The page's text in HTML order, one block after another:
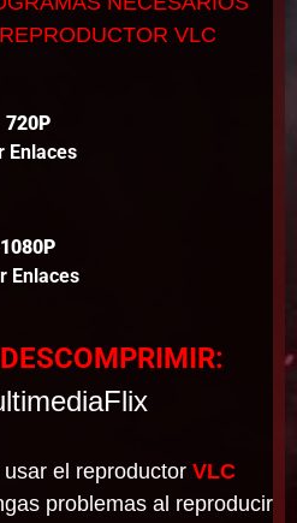
VLC
720P
Enlaces
1080P
Enlaces
el reproductor VLC
problemas al reproducir